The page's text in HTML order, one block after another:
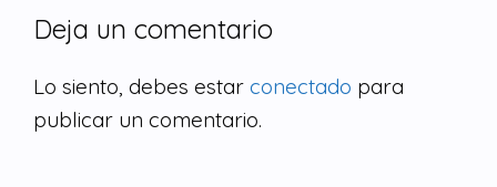
Deja un comentario
Lo siento, debes estar conectado para
publicar un comentario.